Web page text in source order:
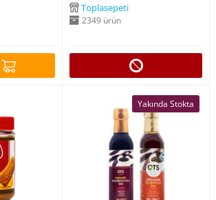
Toplasepeti
2349 ürün
Yakında Stokta